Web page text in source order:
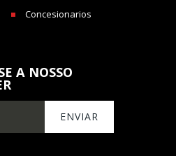
Concesionarios
A NOSSO